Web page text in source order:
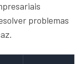
problemas